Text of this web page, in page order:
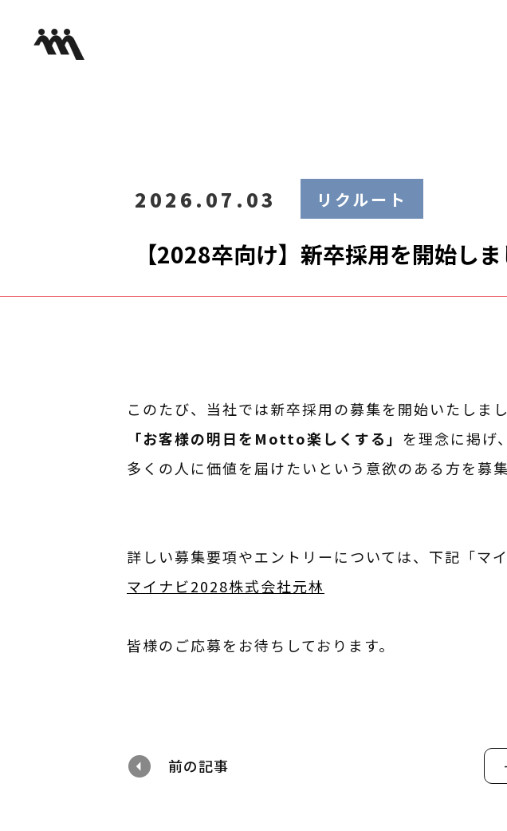
2026.07.03 リクルート
【2028卒向け】新卒採用を開始しま
このたび、当社では新卒採用の募集を開始いたしまし
「お客様の明日をMotto楽しくする」 を理念に掲げ、
多くの人に価値を届けたいという意欲のある方を募集
詳しい募集要項やエントリーについては、下記「マ
マイナビ2028株式会社元林
皆様のご応募をお待ちしております。
前の記事